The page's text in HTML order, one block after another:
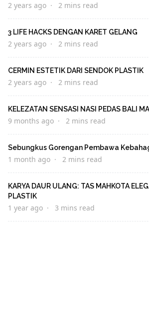
2 years ago 2 mins read
3 LIFE HACKS DENGAN KARET GELANG
2 years ago 2 mins read
CERMIN ESTETIK DARI SENDOK PLASTIK
2 years ago 2 mins read
KELEZATAN SENSASI NASI PEDAS BALI
9 months ago 2 mins read
Sebungkus Gorengan Pembawa
1 month ago 2 mins read
KARYA DAUR ULANG: TAS MAHKOTA
PLASTIK
1 year ago 3 mins read